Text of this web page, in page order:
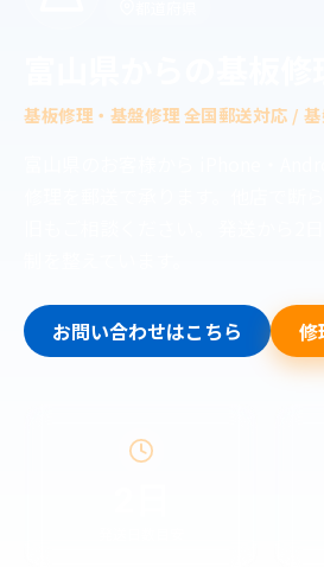
基板修理・基盤修理 全国郵送対応 /
お問い合わせはこちら 修